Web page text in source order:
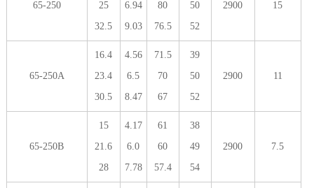
65-250
25
32.5
6.94
9.03
80
76.5
50
52
2900 15
65-250A
16.4
23.4
30.5
4.56
6.5
8.47
71.5
70
67
39
50
52
2900 11
65-250B
15
21.6
28
4.17
6.0
7.78
61
60
57.4
38
49
54
2900 7.5